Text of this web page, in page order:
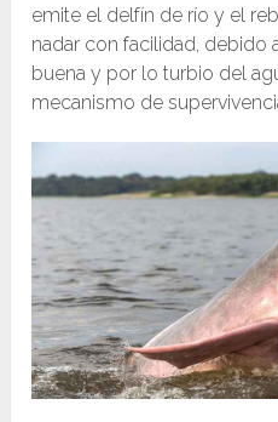
emite el delfín de río y el
nadar con facilidad, debido
buena y por lo turbio del
mecanismo de